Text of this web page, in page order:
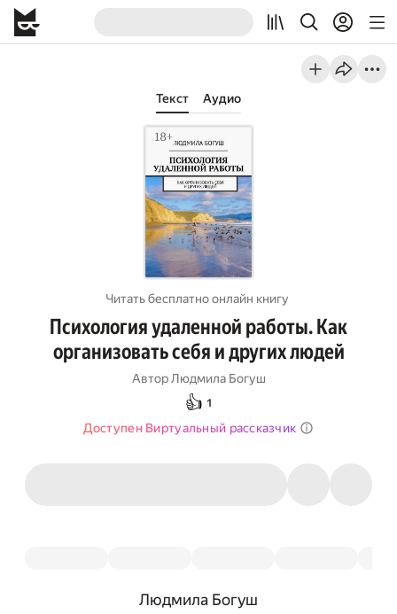
Текст Аудио
Читать бесплатно онлайн книгу
Психология удаленной работы. Как
организовать себя и других людей
Автор Людмила Богуш
👍 1
Доступен Виртуальный рассказчик
Людмила Богуш